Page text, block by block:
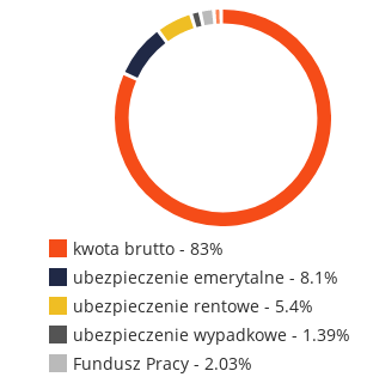
kwota brutto - 83%
ubezpieczenie emerytalne - 8.1%
ubezpieczenie rentowe - 5.4%
ubezpieczenie wypadkowe - 1.39%
Fundusz Pracy - 2.03%